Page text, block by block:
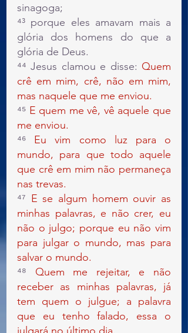
sinagoga;
⁴³ porque eles amavam mais a
glória dos homens do que a
glória de Deus.
⁴⁴ Jesus clamou e disse: Quem
crê em mim, crê, não em mim,
mas naquele que me enviou.
⁴⁵ E quem me vê, vê aquele que
me enviou.
⁴⁶ Eu vim como luz para o
mundo, para que todo aquele
que crê em mim não permaneça
nas trevas.
⁴⁷ E se algum homem ouvir as
minhas palavras, e não crer, eu
não o julgo; porque eu não vim
para julgar o mundo, mas para
salvar o mundo.
⁴⁸ Quem me rejeitar, e não
receber as minhas palavras, já
tem quem o julgue; a palavra
que eu tenho falado, essa o